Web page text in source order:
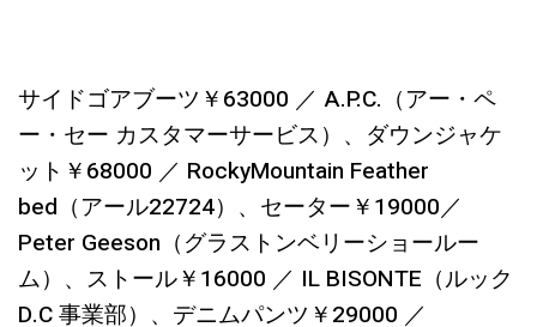
サイドゴアブーツ￥63000 ／ A.P.C.（アー・ペ
ー・セー カスタマーサービス）、ダウンジャケ
ット￥68000 ／ RockyMountain Feather
bed（アール22724）、セーター￥19000／
Peter Geeson（グラストンベリーショールー
ム）、ストール￥16000 ／ IL BISONTE（ルック
D.C 事業部）、デニムパンツ￥29000 ／